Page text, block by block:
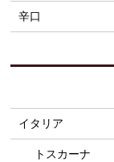
辛口
イタリア
トスカーナ